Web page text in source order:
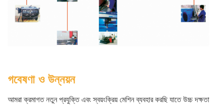
গবেষণা ও উন্নয়ন
আমরা ক্রমাগত নতুন প্রযুক্তি এবং স্বয়ংক্রিয় মেশিন ব্যবহার করছি যাতে উচ্চ দক্ষতা